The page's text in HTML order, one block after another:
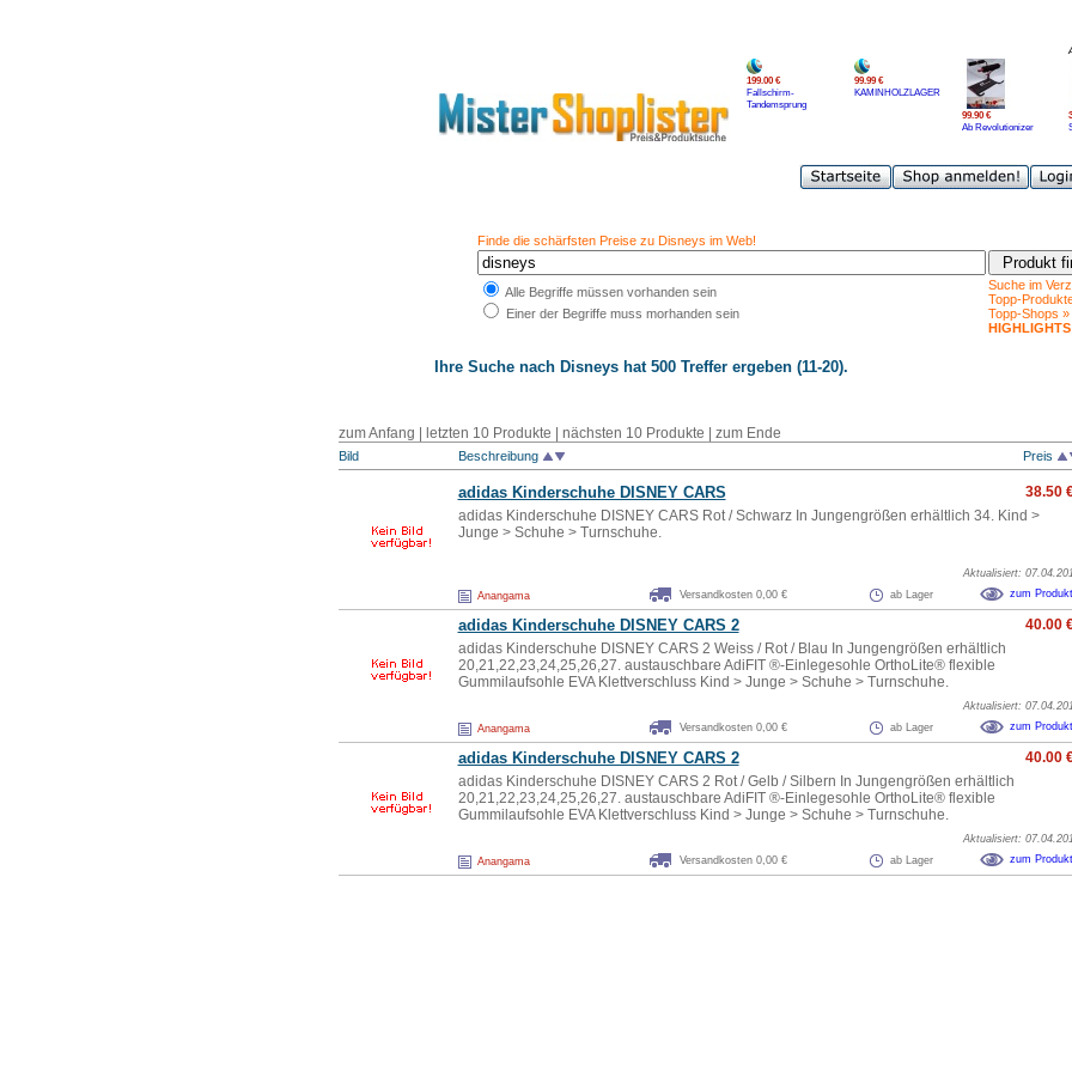
199.00 €
Fallschirm-
Tandemsprung
99.99 €
KAMINHOLZLAGER
99.90 €
Ab Revolutionizer
Finde die schärfsten Preise zu Disneys im Web!
Alle Begriffe müssen vorhanden sein
Einer der Begriffe muss morhanden sein
Suche im
Topp-
Topp-Shops »
Ihre Suche nach Disneyshat 500 Treffer ergeben (11-20).
zum Anfang letzten 10 Produkte nächsten 10 Produkte zum Ende
Bild Beschreibung Preis
adidas Kinderschuhe DISNEY CARS 38.50
adidas Kinderschuhe DISNEY CARS Rot / Schwarz In Jungengrößen erhältlich 34. Kind >
Junge > Schuhe > Turnschuhe.
Aktualisiert:
Anangama
Versandkosten 0,00 € ab Lager zum Produkt
adidas Kinderschuhe DISNEY CARS 2 40.00
adidas Kinderschuhe DISNEY CARS 2 Weiss / Rot / Blau In Jungengrößen erhältlich
20,21,22,23,24,25,26,27. austauschbare AdiFIT ®-Einlegesohle OrthoLite® flexible
Gummilaufsohle EVA Klettverschluss Kind > Junge > Schuhe > Turnschuhe.
Aktualisiert:
Anangama
Versandkosten 0,00 € ab Lager zum Produkt
adidas Kinderschuhe DISNEY CARS 2 40.00
adidas Kinderschuhe DISNEY CARS 2 Rot / Gelb / Silbern In Jungengrößen erhältlich
20,21,22,23,24,25,26,27. austauschbare AdiFIT ®-Einlegesohle OrthoLite® flexible
Gummilaufsohle EVA Klettverschluss Kind > Junge > Schuhe > Turnschuhe.
Aktualisiert:
Anangama
Versandkosten 0,00 € ab Lager zum Produkt